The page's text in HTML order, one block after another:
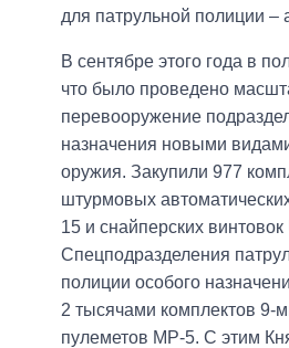
для патрульной полиции
В сентябре этого года в
что было проведено
перевооружение
назначения новыми
оружия. Закупили 977
штурмовых
15 и снайперских
Спецподразделения
полиции особого
2 тысячами комплектов 9-
пулеметов МР-5. С этим